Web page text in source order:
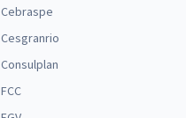
Cebraspe
Cesgranrio
Consulplan
FCC